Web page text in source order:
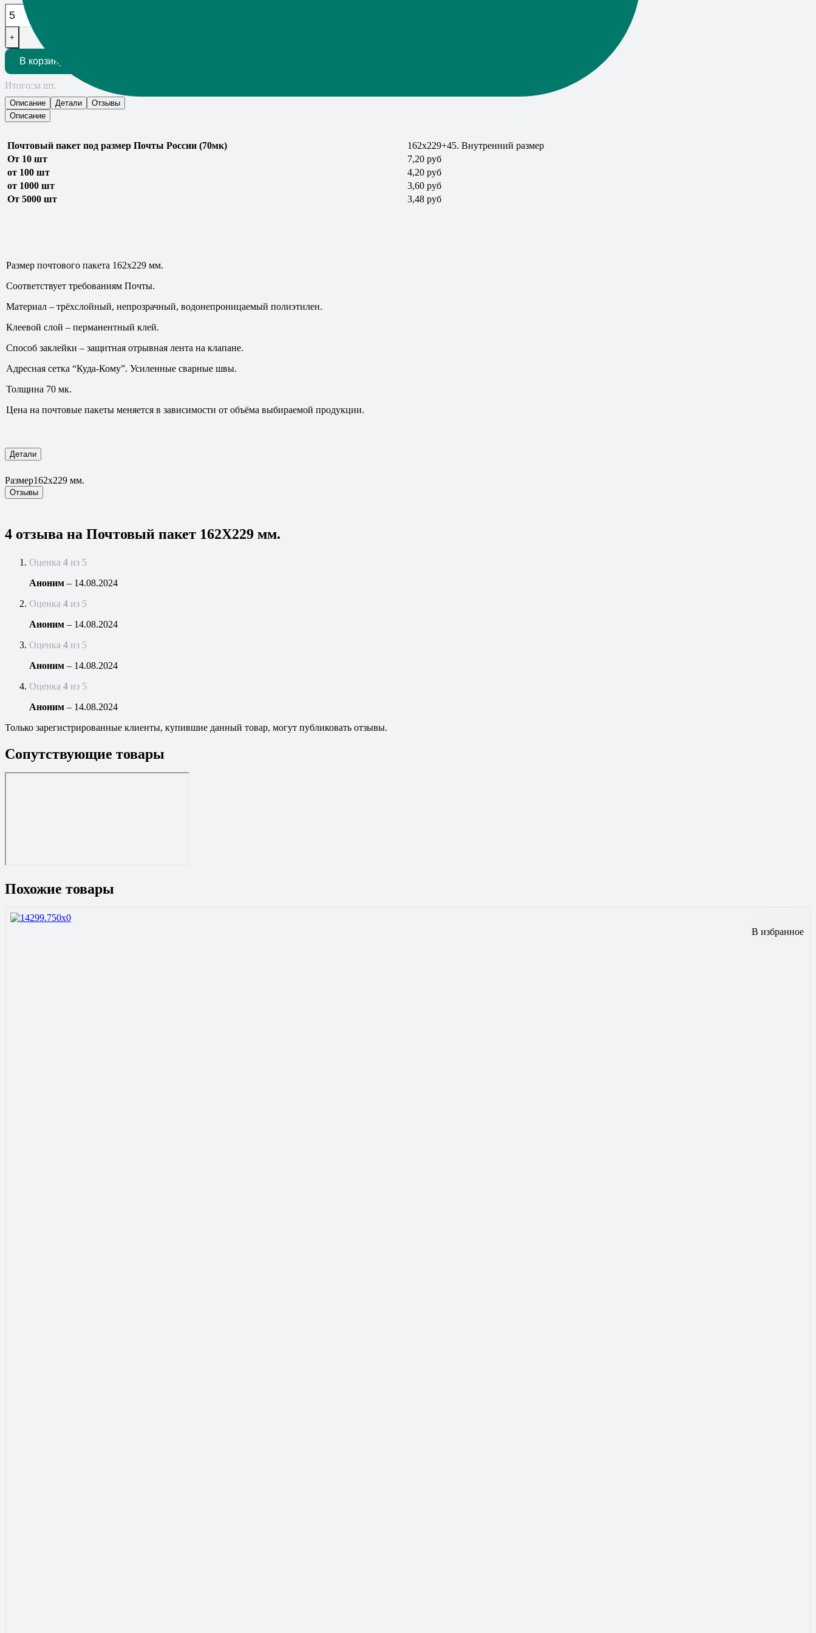
+
В корзину
Итого:за шт.
Описание Детали
Отзывы
Описание
Почтовый пакет под размер Почты России (70мк)
162х229+45. Внутренний размер
От 10 шт
7,20 руб
от 100 шт
4,20 руб
от 1000 шт
3,60 руб
От 5000 шт
3,48 руб
Размер почтового пакета 162х229 мм.
Соответствует требованиям Почты.
Материал – трёхслойный, непрозрачный, водонепроницаемый полиэтилен.
Клеевой слой – перманентный клей.
Способ заклейки – защитная отрывная лента на клапане.
Адресная сетка “Куда-Кому”. Усиленные сварные швы.
Толщина 70 мк.
Цена на почтовые пакеты меняется в зависимости от объёма выбираемой продукции.
Детали
Размер162х229 мм.
Отзывы
4 отзыва на Почтовый пакет 162Х229 мм.
Оценка 4 из 5
Аноним – 14.08.2024
Оценка 4 из 5
Аноним – 14.08.2024
Оценка 4 из 5
Аноним – 14.08.2024
Оценка 4 из 5
Аноним – 14.08.2024
Только зарегистрированные клиенты, купившие данный товар, могут публиковать отзывы.
Сопутствующие товары
Похожие товары
В избранное